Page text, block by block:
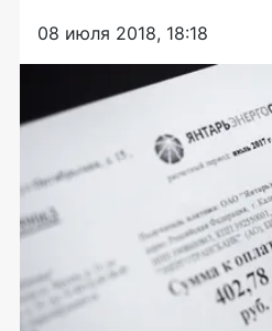
08 июля 2018, 18:18